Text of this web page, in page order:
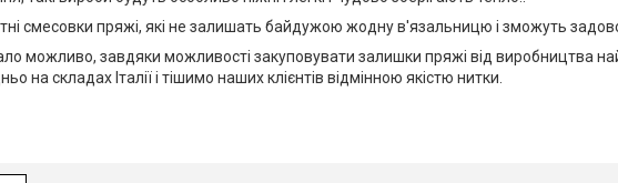
смесовки пряжі, які не залишать байдужою жодну в'язальницю і зможуть
можливо, завдяки можливості закуповувати залишки пряжі від виробництва
складах Італії і тішимо наших клієнтів відмінною якістю нитки.